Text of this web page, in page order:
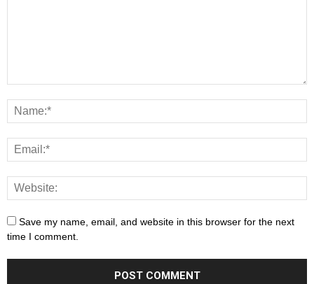
Save my name, email, and website in this browser for the next
time I comment.